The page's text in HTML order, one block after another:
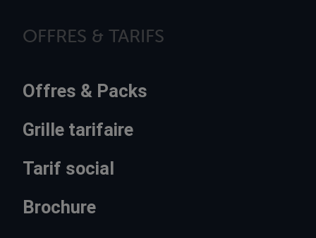
OFFRES & TARIFS
Offres & Packs
Grille tarifaire
Tarif social
Brochure